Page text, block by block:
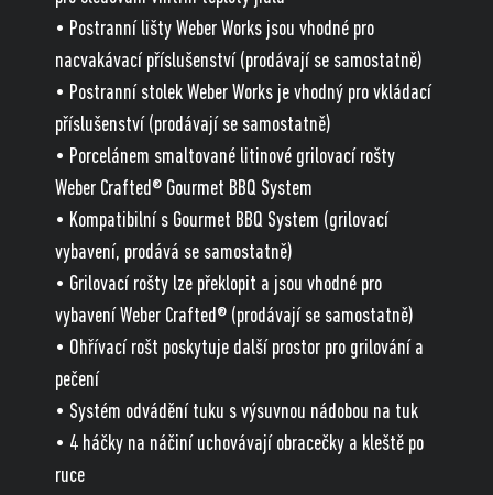
• Postranní lišty Weber Works jsou vhodné pro
nacvakávací příslušenství (prodávají se samostatně)
• Postranní stolek Weber Works je vhodný pro vkládací
příslušenství (prodávají se samostatně)
• Porcelánem smaltované litinové grilovací rošty
Weber Crafted® Gourmet BBQ System
• Kompatibilní s Gourmet BBQ System (grilovací
vybavení, prodává se samostatně)
• Grilovací rošty lze překlopit a jsou vhodné pro
vybavení Weber Crafted® (prodávají se samostatně)
• Ohřívací rošt poskytuje další prostor pro grilování a
pečení
• Systém odvádění tuku s výsuvnou nádobou na tuk
• 4 háčky na náčiní uchovávají obracečky a kleště po
ruce